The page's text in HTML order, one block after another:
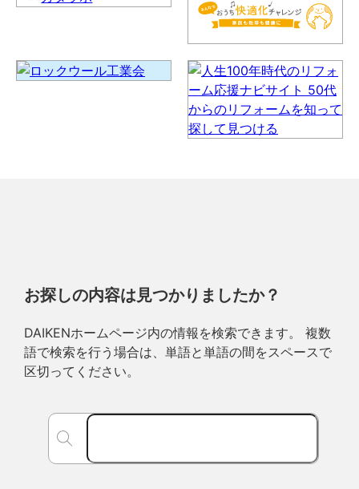
お探しの内容は見つかりましたか？
DAIKENホームページ内の情報を検索できます。 複数
語で検索を行う場合は、単語と単語の間をスペースで
区切ってください。